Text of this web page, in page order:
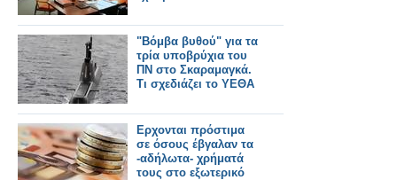
"Βόμβα βυθού" για τα
τρία υποβρύχια του
ΠΝ στο Σκαραμαγκά.
Τι σχεδιάζει το ΥΕΘΑ
Ερχονται πρόστιμα
σε όσους έβγαλαν τα
-αδήλωτα- χρήματά
τους στο εξωτερικό